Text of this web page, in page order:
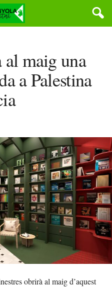
al maig una
a Palestina
obrirà al maig d’aquest